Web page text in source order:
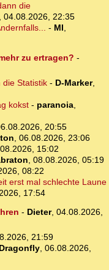
die
, 04.08.2026, 22:35
- MI,
zu ertragen? -
die Statistik- D-Marker,
kokst- paranoia,
20:55
, 06.08.2026, 23:06
15:02
, 08.08.2026, 05:19
08:22
erst mal schlechte Laune
17:54
- Dieter, 04.08.2026,
21:59
Dragonfly, 06.08.2026,